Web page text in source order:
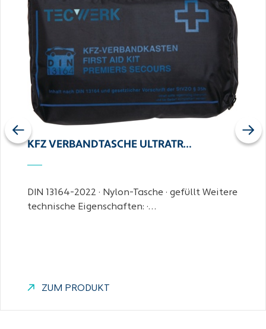
KFZ VERBANDTASCHE ULTRATR…
DIN 13164-2022 · Nylon-Tasche · gefüllt Weitere
technische Eigenschaften: ·…
ZUM PRODUKT
Previous Next